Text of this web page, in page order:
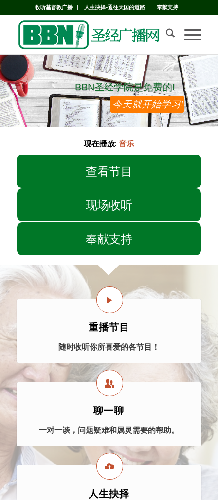
收听基督教广播 人生抉择-通往天国的道路 奉献支持
BBN圣经学院是免费的!
BBN圣经学院是免费的!
今天就开始学习!
现在播放: 音乐
查看节目
现场收听
奉献支持
重播节目
随时收听你所喜爱的各节目！
聊一聊
一对一谈，问题疑难和属灵需要的帮助。
人生抉择